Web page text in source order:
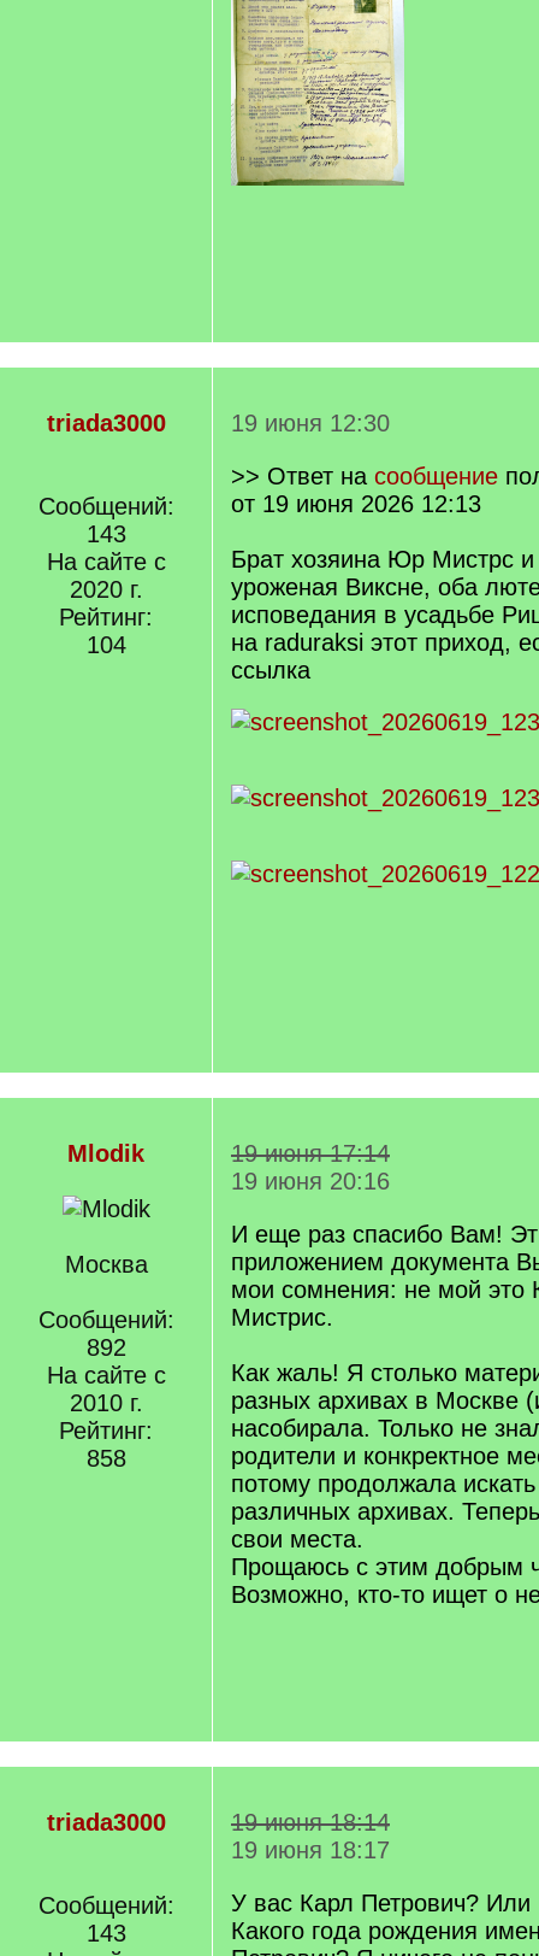
triada3000
Сообщений:
143
На сайте с
2020 г.
Рейтинг:
104
19 июня 12:30
>> Ответ на сообщение
от 19 июня 2026 12:13
Брат хозяина Юр Мистрс
уроженая Виксне, оба
исповедания в усадьбе
на raduraksi этот приход,
ссылка
Mlodik
Москва
Сообщений:
892
На сайте с
2010 г.
Рейтинг:
858
19 июня 17:14
19 июня 20:16
И еще раз спасибо Вам!
приложением документа
мои сомнения: не мой это
Мистрис.
Как жаль! Я столько
разных архивах в Москве
насобирала. Только не
родители и конкректное
потому продолжала
различных архивах.
свои места.
Прощаюсь с этим добрым
Возможно, кто-то ищет о
triada3000
Сообщений:
143
19 июня 18:14
19 июня 18:17
У вас Карл Петрович?
Какого года рождения